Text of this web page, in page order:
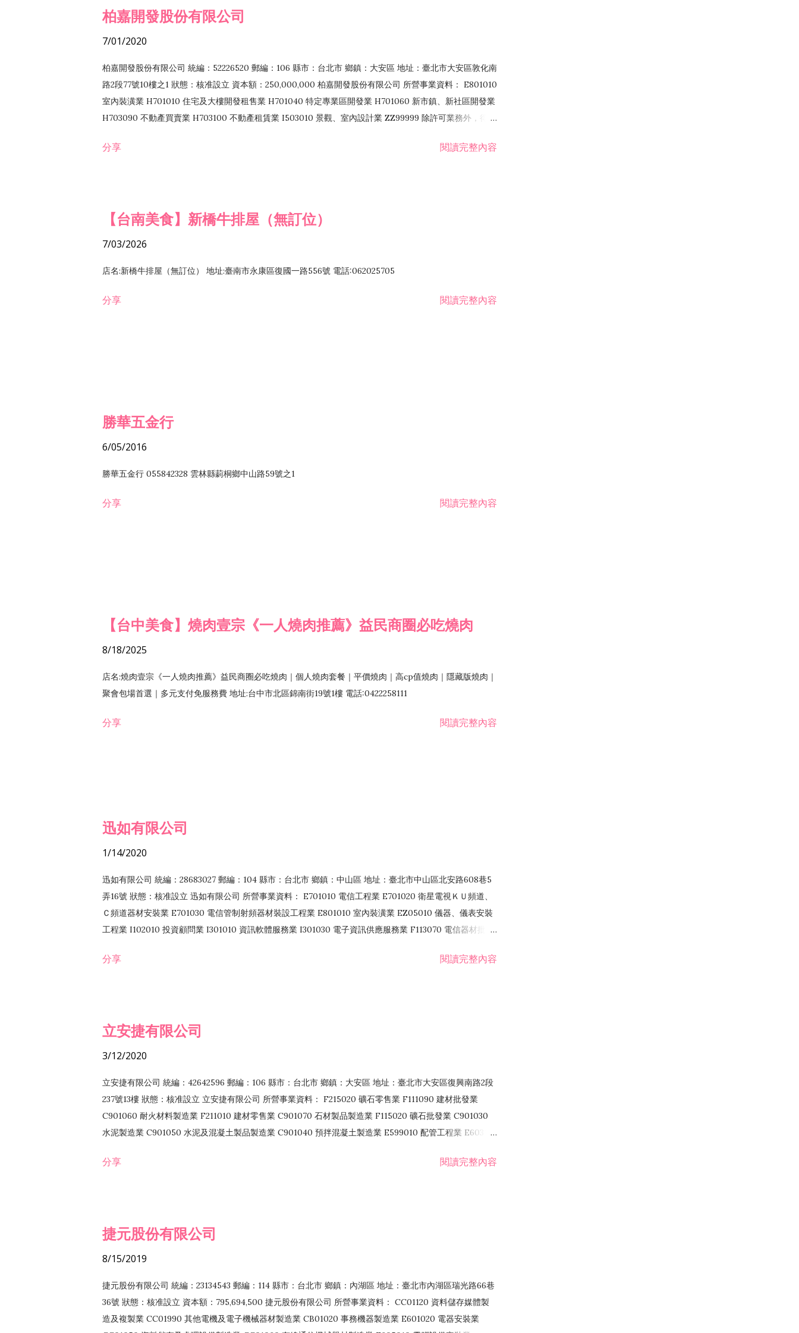
柏嘉開發股份有限公司
7/01/2020
柏嘉開發股份有限公司 統編：52226520 郵編：106 縣市：台北市 鄉鎮：大安區 地址：臺北市大安區敦化南
路2段77號10樓之1 狀態：核准設立 資本額：250,000,000 柏嘉開發股份有限公司 所營事業資料： E801010
室內裝潢業 H701010 住宅及大樓開發租售業 H701040 特定專業區開發業 H701060 新市鎮、新社區開發業
H703090 不動產買賣業 H703100 不動產租賃業 I503010 景觀、室內設計業 ZZ99999 除許可業務外，得經
分享 閱讀完整內容
【台南美食】新橋牛排屋（無訂位）
7/03/2026
店名:新橋牛排屋（無訂位） 地址:臺南市永康區復國一路556號 電話:062025705
分享 閱讀完整內容
勝華五金行
6/05/2016
勝華五金行 055842328 雲林縣莿桐鄉中山路59號之1
分享 閱讀完整內容
【台中美食】燒肉壹宗《一人燒肉推薦》益民商圈必吃燒肉
8/18/2025
店名:燒肉壹宗《一人燒肉推薦》益民商圈必吃燒肉｜個人燒肉套餐｜平價燒肉｜高cp值燒肉｜隱藏版燒肉｜
聚會包場首選｜多元支付免服務費 地址:台中市北區錦南街19號1樓 電話:0422258111
分享 閱讀完整內容
迅如有限公司
1/14/2020
迅如有限公司 統編：28683027 郵編：104 縣市：台北市 鄉鎮：中山區 地址：臺北市中山區北安路608巷5
弄16號 狀態：核准設立 迅如有限公司 所營事業資料： E701010 電信工程業 E701020 衛星電視ＫＵ頻道、
Ｃ頻道器材安裝業 E701030 電信管制射頻器材裝設工程業 E801010 室內裝潢業 EZ05010 儀器、儀表安裝
工程業 I102010 投資顧問業 I301010 資訊軟體服務業 I301030 電子資訊供應服務業 F113070 電信器材批發
務 F102030 菸酒批發業 F203020 菸酒零售業 F401171 酒類輸入業
分享 閱讀完整內容
立安捷有限公司
3/12/2020
立安捷有限公司 統編：42642596 郵編：106 縣市：台北市 鄉鎮：大安區 地址：臺北市大安區復興南路2段
237號13樓 狀態：核准設立 立安捷有限公司 所營事業資料： F215020 礦石零售業 F111090 建材批發業
C901060 耐火材料製造業 F211010 建材零售業 C901070 石材製品製造業 F115020 礦石批發業 C901030
水泥製造業 C901050 水泥及混凝土製品製造業 C901040 預拌混凝土製造業 E599010 配管工程業 E603110
EZ99990 其他工程業 F102170 食品什貨批發業 F106020 日常用品批發業 F108031 醫療器材批發業
分享 閱讀完整內容
捷元股份有限公司
8/15/2019
捷元股份有限公司 統編：23134543 郵編：114 縣市：台北市 鄉鎮：內湖區 地址：臺北市內湖區瑞光路66巷
36號 狀態：核准設立 資本額：795,694,500 捷元股份有限公司 所營事業資料： CC01120 資料儲存媒體製
造及複製業 CC01990 其他電機及電子機械器材製造業 CB01020 事務機器製造業 E601020 電器安裝業